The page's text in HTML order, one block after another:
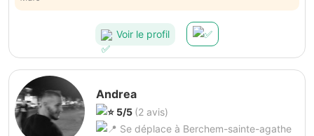
Voir le profil
Andrea
5/5 (2 avis)
Se déplace à Berchem-sainte-agathe